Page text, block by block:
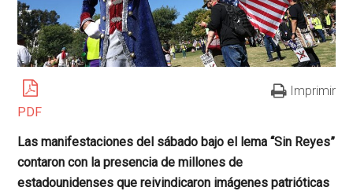
PDF
Imprimir
Las manifestaciones del sábado bajo el lema “Sin Reyes”
contaron con la presencia de millones de
estadounidenses que reivindicaron imágenes patrióticas